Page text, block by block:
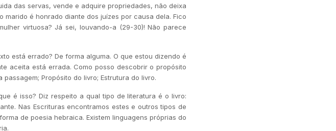
das servas, vende e adquire propriedades, não deixa
é honrado diante dos juízes por causa dela. Fico
virtuosa? Já sei, louvando-a (29-30)! Não parece
está errado? De forma alguma. O que estou dizendo é
aceita está errada. Como posso descobrir o propósito
Propósito do livro; Estrutura do livro.
é isso? Diz respeito a qual tipo de literatura é o livro:
Nas Escrituras encontramos estes e outros tipos de
de poesia hebraica. Existem linguagens próprias do